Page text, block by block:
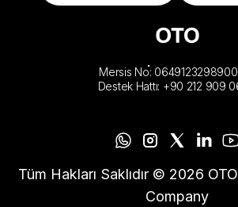
Mersis No:
Destek Hattı: +90 212 909
Tüm Hakları Saklıdır © 2026
Company